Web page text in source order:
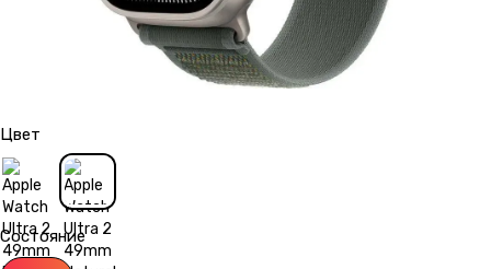
Цвет
Состояние